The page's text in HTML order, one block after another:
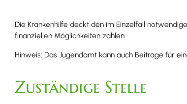
Die Krankenhilfe deckt den im Einzelfall
finanziellen Möglichkeiten zahlen.
Hinweis: Das Jugendamt kann auch Beiträge für
Zuständige Stelle